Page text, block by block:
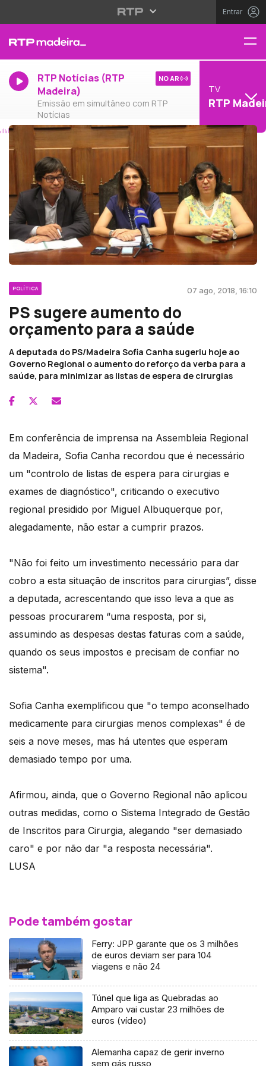
Entrar
RTP Notícias (RTP
Madeira)
Emissão em simultâneo com RTP
Notícias
NO AR
TV
RTP
POLÍTICA 07 ago, 2018, 16:10
PS sugere aumento do
orçamento para a saúde
A deputada do PS/Madeira Sofia Canha sugeriu hoje ao
Governo Regional o aumento do reforço da verba para a
saúde, para minimizar as listas de espera de cirurgias
Em conferência de imprensa na Assembleia Regional
da Madeira, Sofia Canha recordou que é necessário
um "controlo de listas de espera para cirurgias e
exames de diagnóstico", criticando o executivo
regional presidido por Miguel Albuquerque por,
alegadamente, não estar a cumprir prazos.
"Não foi feito um investimento necessário para dar
cobro a esta situação de inscritos para cirurgias”, disse
a deputada, acrescentando que isso leva a que as
pessoas procurarem “uma resposta, por si,
assumindo as despesas destas faturas com a saúde,
quando os seus impostos e precisam de confiar no
sistema".
Sofia Canha exemplificou que "o tempo aconselhado
medicamente para cirurgias menos complexas" é de
seis a nove meses, mas há utentes que esperam
demasiado tempo por uma.
Afirmou, ainda, que o Governo Regional não aplicou
outras medidas, como o Sistema Integrado de Gestão
de Inscritos para Cirurgia, alegando "ser demasiado
caro" e por não dar "a resposta necessária".
LUSA
Pode também gostar
Ferry: JPP garante que os 3 milhões
de euros deviam ser para 104
viagens e não 24
Túnel que liga as Quebradas ao
Amparo vai custar 23 milhões de
euros (vídeo)
Alemanha capaz de gerir inverno
sem gás russo